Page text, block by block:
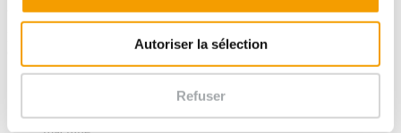
Autoriser la sélection
Refuser
D’une puissance équivalente à une machine thermique de
CLEA est le fruit de plusieurs années de R&D :
pendant plusieurs mois ont permis de
valider l’électrification des différents moteursde la